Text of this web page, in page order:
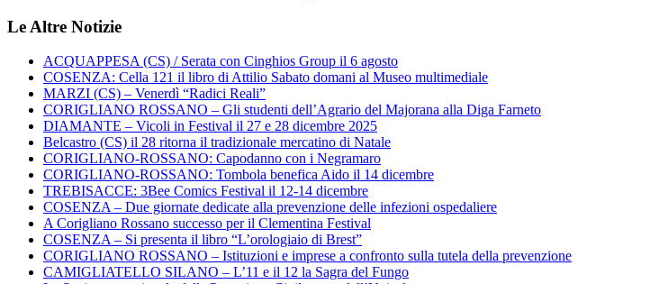
Le Altre Notizie
ACQUAPPESA (CS) / Serata con Cinghios Group il 6 agosto
COSENZA: Cella 121 il libro di Attilio Sabato domani al Museo multimediale
MARZI (CS) – Venerdì “Radici Reali”
CORIGLIANO ROSSANO – Gli studenti dell’Agrario del Majorana alla Diga Farneto
DIAMANTE – Vicoli in Festival il 27 e 28 dicembre 2025
Belcastro (CS) il 28 ritorna il tradizionale mercatino di Natale
CORIGLIANO-ROSSANO: Capodanno con i Negramaro
CORIGLIANO-ROSSANO: Tombola benefica Aido il 14 dicembre
TREBISACCE: 3Bee Comics Festival il 12-14 dicembre
COSENZA – Due giornate dedicate alla prevenzione delle infezioni ospedaliere
A Corigliano Rossano successo per il Clementina Festival
COSENZA – Si presenta il libro “L’orologiaio di Brest”
CORIGLIANO ROSSANO – Istituzioni e imprese a confronto sulla tutela della prevenzione
CAMIGLIATELLO SILANO – L’11 e il 12 la Sagra del Fungo